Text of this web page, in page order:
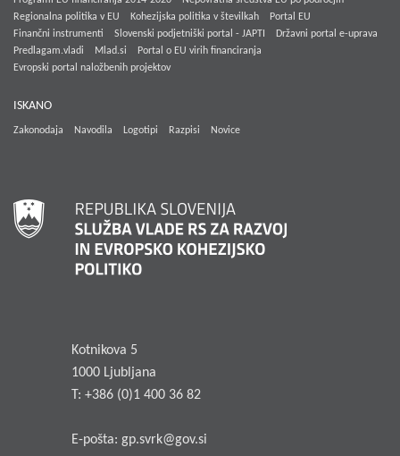
Regionalna politika v EU
Kohezijska politika v številkah
Portal EU
Finančni instrumenti
Slovenski podjetniški portal - JAPTI
Državni portal e-uprava
Predlagam.vladi
Mlad.si
Portal o EU virih financiranja
Evropski portal naložbenih projektov
ISKANO
Zakonodaja Navodila Logotipi Razpisi Novice
Kotnikova 5
1000 Ljubljana
T: +386 (0)1 400 36 82
E-pošta: gp.svrk@gov.si